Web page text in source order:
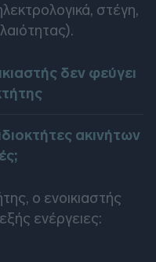
στέγη,
δεν φεύγει
ακινήτων
ο ενοικιαστής
ενέργειες: